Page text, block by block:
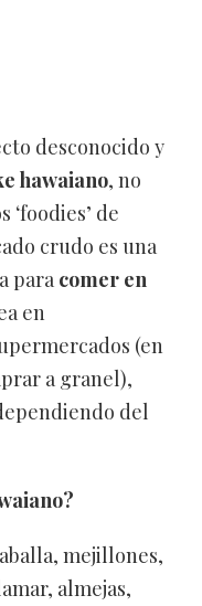
desconocido y
hawaiano, no
de
crudo es una
para comer en
en
(en
a granel),
del
mejillones,
almejas,